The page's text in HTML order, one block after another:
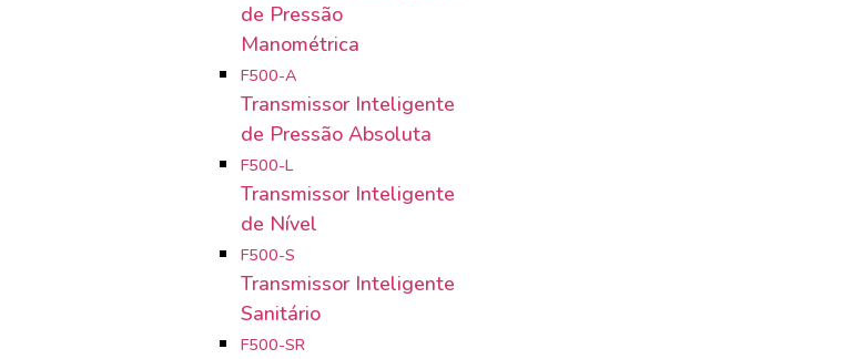
de Pressão
Manométrica
F500-A
Transmissor Inteligente
de Pressão Absoluta
F500-L
Transmissor Inteligente
de Nível
F500-S
Transmissor Inteligente
Sanitário
F500-SR